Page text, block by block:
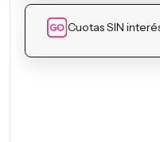
Cuotas SIN